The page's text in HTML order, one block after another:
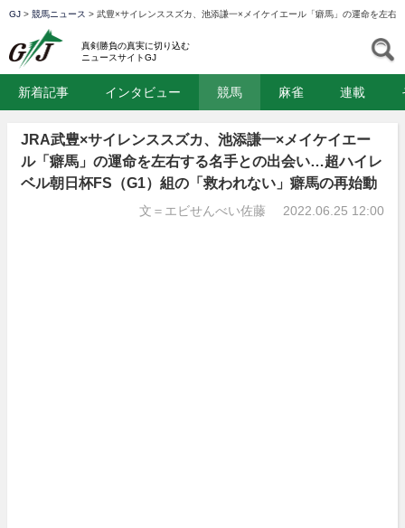
GJ > 競馬ニュース > 武豊×サイレンススズカ、池添謙一×メイケイエール「癖馬」の運命を左
真剣勝負の真実に切り込む
ニュースサイトGJ
新着記事 インタビュー 競馬 麻雀 連載
JRA武豊×サイレンススズカ、池添謙一×メイケイエー
ル「癖馬」の運命を左右する名手との出会い…超ハイレ
ベル朝日杯FS（G1）組の「救われない」癖馬の再始動
文＝エビせんべい佐藤 2022.06.25 12:00